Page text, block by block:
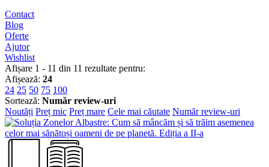
Contact
Blog
Oferte
Ajutor
Wishlist
Afișare 1 - 11 din 11 rezultate pentru:
Afișează: 24
24 25 50 75 100
Sortează: Număr review-uri
Noutăți Preț mic Preț mare Cele mai căutate Număr review-uri